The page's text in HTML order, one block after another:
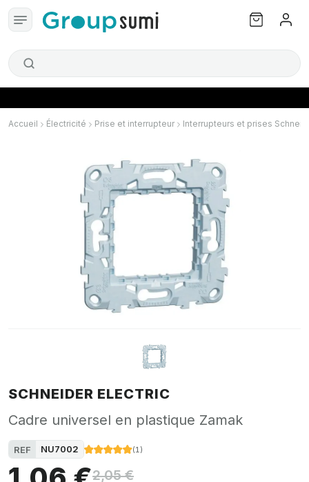
Accueil Électricité Prise et interrupteur Interrupteurs et prises
SCHNEIDER ELECTRIC
Cadre universel en plastique Zamak
REF NU7002 (1 )
2,05 €